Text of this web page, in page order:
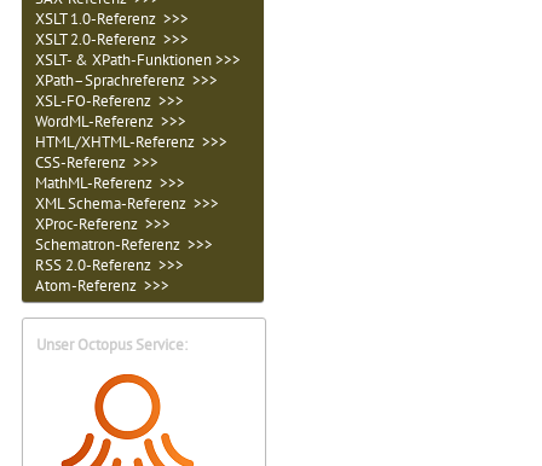
XSLT 1.0-Referenz >>>
XSLT 2.0-Referenz >>>
XSLT- & XPath-Funktionen >>>
XPath–Sprachreferenz >>>
XSL-FO-Referenz >>>
WordML-Referenz >>>
HTML/XHTML-Referenz >>>
CSS-Referenz >>>
MathML-Referenz >>>
XML Schema-Referenz >>>
XProc-Referenz >>>
Schematron-Referenz >>>
RSS 2.0-Referenz >>>
Atom-Referenz >>>
Unser Octopus Service: